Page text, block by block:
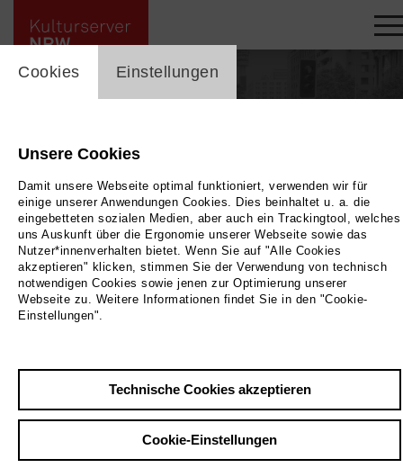
Francisco C. Goldschmidt
Musik
Kontakt
cookie_layer
Cookies Einstellungen
Unsere Cookies
Damit unsere Webseite optimal funktioniert, verwenden wir für
einige unserer Anwendungen Cookies. Dies beinhaltet u. a. die
eingebetteten sozialen Medien, aber auch ein Trackingtool, welches
uns Auskunft über die Ergonomie unserer Webseite sowie das
Nutzer*innenverhalten bietet. Wenn Sie auf "Alle Cookies
akzeptieren" klicken, stimmen Sie der Verwendung von technisch
notwendigen Cookies sowie jenen zur Optimierung unserer
Webseite zu. Weitere Informationen findet Sie in den "Cookie-
Einstellungen".
Technische Cookies akzeptieren
Cookie-Einstellungen